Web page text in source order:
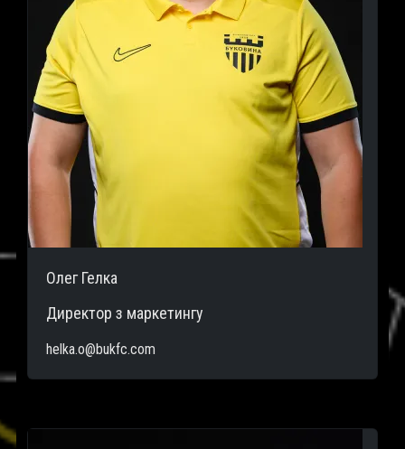
Олег Гелка
Директор з маркетингу
helka.o@bukfc.com